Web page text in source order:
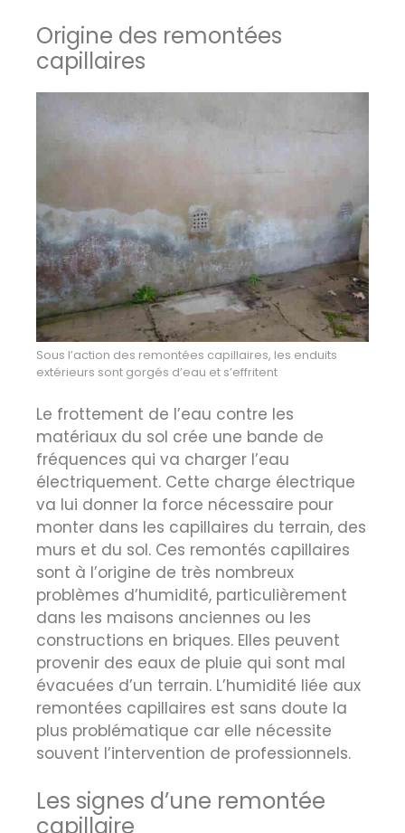
Origine des remontées
capillaires
Sous l’action des remontées capillaires, les enduits
extérieurs sont gorgés d’eau et s’effritent
Le frottement de l’eau contre les
matériaux du sol crée une bande de
fréquences qui va charger l’eau
électriquement. Cette charge électrique
va lui donner la force nécessaire pour
monter dans les capillaires du terrain, des
murs et du sol. Ces remontés capillaires
sont à l’origine de très nombreux
problèmes d’humidité, particulièrement
dans les maisons anciennes ou les
constructions en briques. Elles peuvent
provenir des eaux de pluie qui sont mal
évacuées d’un terrain. L’humidité liée aux
remontées capillaires est sans doute la
plus problématique car elle nécessite
souvent l’intervention de professionnels.
Les signes d’une remontée
capillaire